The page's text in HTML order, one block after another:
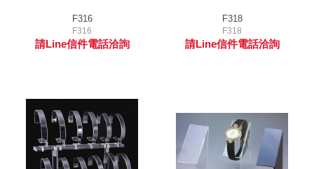
F316
F316
請Line信件電話洽詢
F318
F318
請Line信件電話洽詢